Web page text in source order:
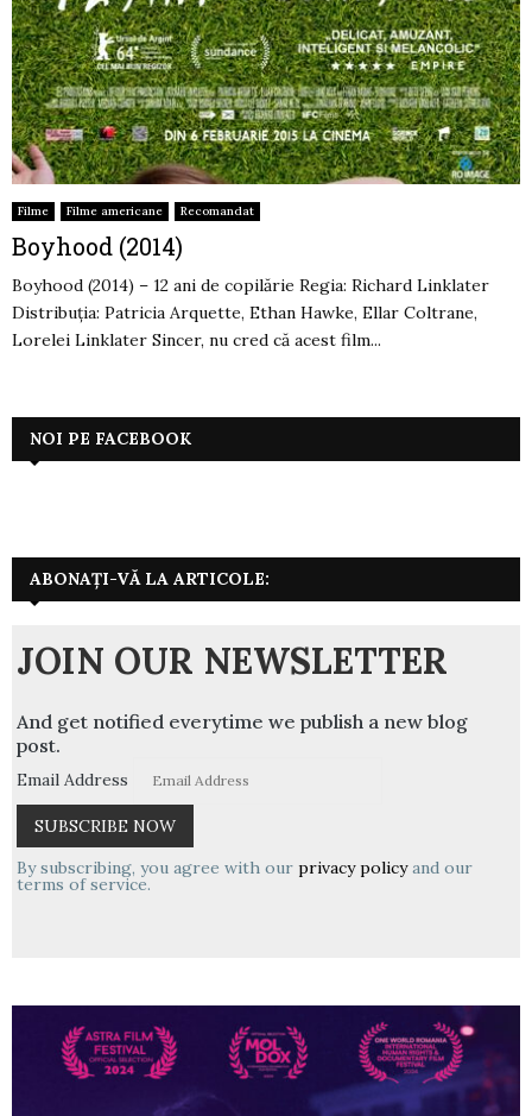
Filme Filme americane Recomandat
Boyhood (2014)
Boyhood (2014) – 12 ani de copilărie Regia: Richard Linklater
Distribuția: Patricia Arquette, Ethan Hawke, Ellar Coltrane,
Lorelei Linklater Sincer, nu cred că acest film...
NOI PE FACEBOOK
ABONAȚI-VĂ LA ARTICOLE:
JOIN OUR NEWSLETTER
And get notified everytime we publish a new blog
post.
Email Address
By subscribing, you agree with our privacy policyand our
terms of service.